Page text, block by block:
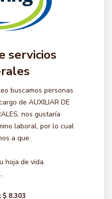
servicios
buscamos personas
de AUXILIAR DE
nos gustaría
laboral, por lo cual
a que:
hoja de vida.
$ 8.303